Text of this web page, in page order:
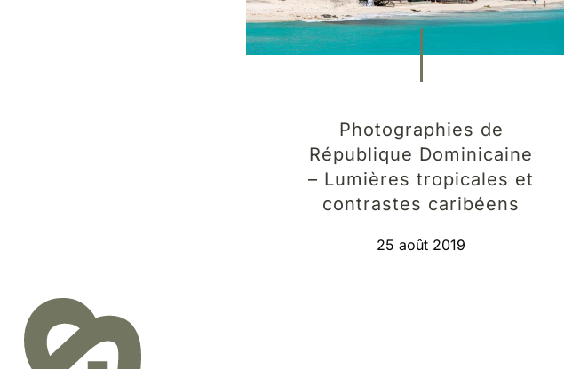
Photographies de
République Dominicaine
– Lumières tropicales et
contrastes caribéens
25 août 2019